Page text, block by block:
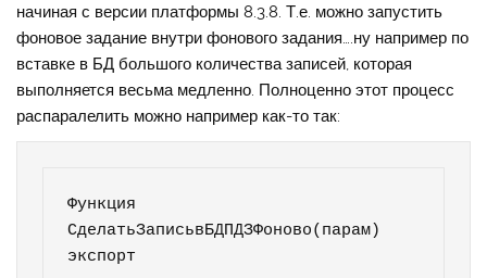
начиная с версии платформы 8.3.8. Т.е. можно запустить
фоновое задание внутри фонового задания….ну например по
вставке в БД большого количества записей, которая
выполняется весьма медленно. Полноценно этот процесс
распаралелить можно например как-то так:
Функция
СделатьЗаписьвБДПДЗФоново(парам)
экспорт